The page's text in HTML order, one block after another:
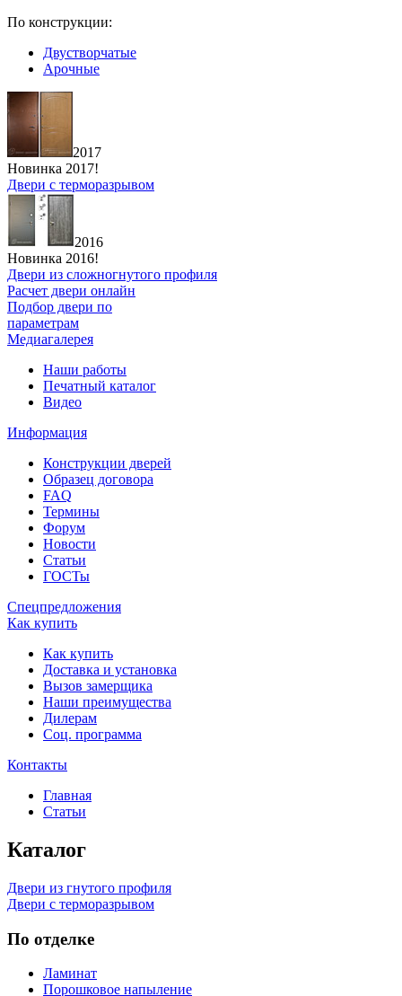
По конструкции:
Двустворчатые
Арочные
2017
Новинка 2017!
Двери с терморазрывом
2016
Новинка 2016!
Двери из сложногнутого профиля
Расчет двери онлайн
Подбор двери по
параметрам
Медиагалерея
Наши работы
Печатный каталог
Видео
Информация
Конструкции дверей
Образец договора
FAQ
Термины
Форум
Новости
Статьи
ГОСТы
Спецпредложения
Как купить
Как купить
Доставка и установка
Вызов замерщика
Наши преимущества
Дилерам
Соц. программа
Контакты
Главная
Статьи
Каталог
Двери из гнутого профиля
Двери с терморазрывом
По отделке
Ламинат
Порошковое напыление